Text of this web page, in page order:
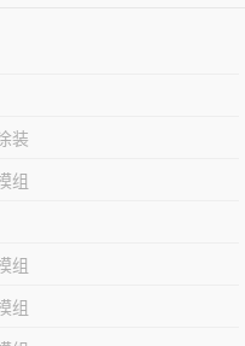
装
组
组
组